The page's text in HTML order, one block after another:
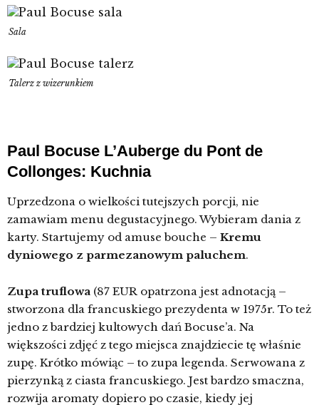
Sala
Talerz z wizerunkiem
Paul Bocuse L’Auberge du Pont de
Collonges: Kuchnia
Uprzedzona o wielkości tutejszych porcji, nie
zamawiam menu degustacyjnego. Wybieram dania z
karty. Startujemy od amuse bouche – Kremu
dyniowego z parmezanowym paluchem.
Zupa truflowa (87 EUR opatrzona jest adnotacją –
stworzona dla francuskiego prezydenta w 1975r. To też
jedno z bardziej kultowych dań Bocuse’a. Na
większości zdjęć z tego miejsca znajdziecie tę właśnie
zupę. Krótko mówiąc – to zupa legenda. Serwowana z
pierzynką z ciasta francuskiego. Jest bardzo smaczna,
rozwija aromaty dopiero po czasie, kiedy jej